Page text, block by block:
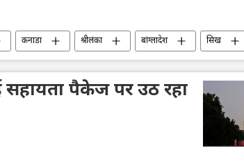
कनाडा श्रीलंका बांग्लादेश
सिख
पैकेज पर उठ रहा